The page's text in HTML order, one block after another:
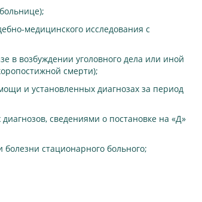
медицинского исследования с
в возбуждении уголовного дела или иной
смерти);
и установленных диагнозах за период
сведениями о постановке на «Д»
стационарного больного;